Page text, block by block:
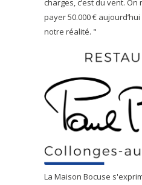
charges, c’est du vent. On
payer 50.000 € aujourd’hui
notre réalité. "
La Maison Bocuse